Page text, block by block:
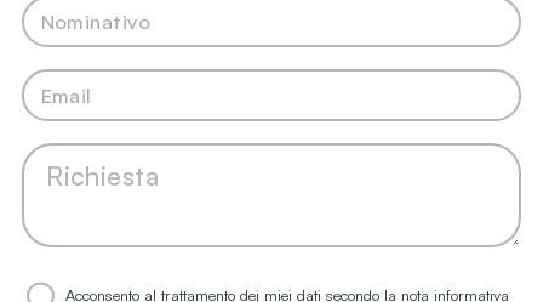
Acconsento al trattamento dei miei dati secondo la nota informativa